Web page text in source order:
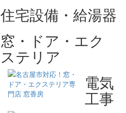
住宅設備・給湯器
窓・ドア・エク
ステリア
電気
工事